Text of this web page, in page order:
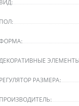
ВИД:
ПОЛ:
РЕГУЛЯТОР РАЗМЕРА:
ПРОИЗВОДИТЕЛЬ: